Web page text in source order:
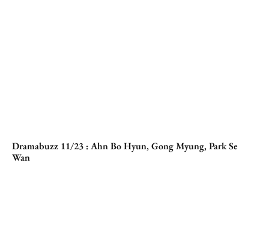
Dramabuzz 11/23 : Ahn Bo Hyun, Gong Myung, Park Se
Wan